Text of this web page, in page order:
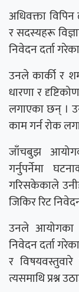
अधिवक्ता
र सदस्यहरू
निवेदन दर्ता
उनले कार्की र
धारणा र
लगाएका छन् ।
काम गर्न रोक
जाँचबुझ
गर्नुपर्नेमा
गरिसकेकाले
जिकिर रिट
उनले आयोगका
निवेदन दर्ता
र
त्यसमाथि प्रश्न